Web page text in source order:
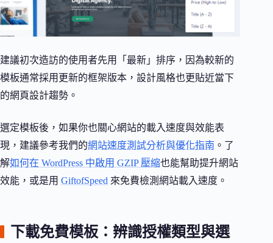
建議初次造訪的使用者先用「最新」排序，因為較新的
模板通常採用更新的框架版本，設計風格也更貼近當下
的網頁設計趨勢。
選定模板後，如果你也關心網站的載入速度與效能表
現，建議參考我們的網站速度測試分析與優化指南 。了
解如何在 WordPress 中啟用 GZIP 壓縮也能幫助提升網站
效能，或是用 GiftofSpeed 來免費檢測網站載入速度。
下載免費模板：辨識授權類型與選